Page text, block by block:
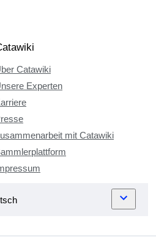
Catawiki
Experten
mit Catawiki